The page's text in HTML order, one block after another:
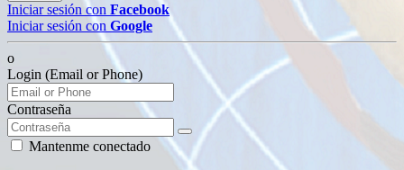
Iniciar sesión con Facebook
Iniciar sesión con Google
o
Login (Email or Phone)
Contraseña
Mantenme conectado